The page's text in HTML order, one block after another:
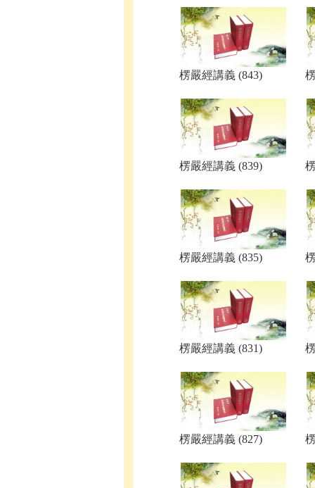
楞嚴經講義 (843)
楞嚴經講義 (839)
楞嚴經講義 (835)
楞嚴經講義 (831)
楞嚴經講義 (827)